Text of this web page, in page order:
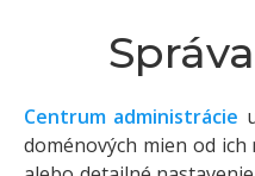
Centrum administrácie
doménových mien od